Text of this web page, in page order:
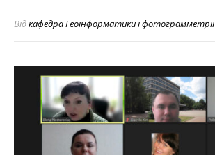
Відкафедра Геоінформатики і фотограмметрії